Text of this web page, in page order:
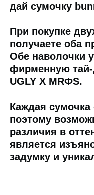
дай сумочку
При покупке
получаете оба
Обе наволочки
фирменную тай-
UGLY X MRФS.
Каждая
поэтому
различия в
является
задумку и